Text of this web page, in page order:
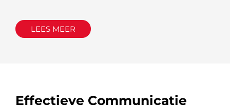
LEES MEER
Effectieve Communicatie